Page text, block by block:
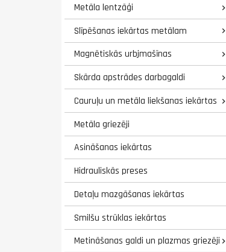
Metāla lentzāģi 
Slīpēšanas iekārtas metālam 
Magnētiskās urbjmašīnas 
Skārda apstrādes darbagaldi 
Cauruļu un metāla liekšanas iekārtas 
Metāla griezēji
Asināšanas iekārtas
Hidrauliskās preses
Detaļu mazgāšanas iekārtas
Smilšu strūklas iekārtas
Metināšanas galdi un plazmas griezēji